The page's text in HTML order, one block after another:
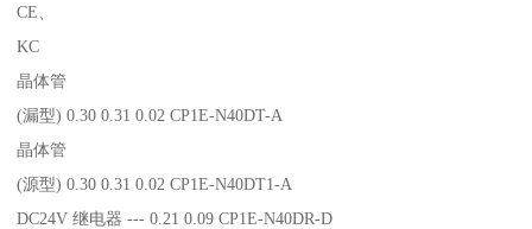
CE、
KC
晶体管
(漏型) 0.30 0.31 0.02 CP1E-N40DT-A
晶体管
(源型) 0.30 0.31 0.02 CP1E-N40DT1-A
DC24V 继电器 --- 0.21 0.09 CP1E-N40DR-D